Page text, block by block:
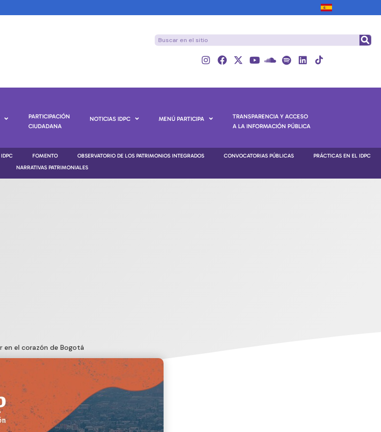
PARTICIPACIÓN
CIUDADANA
NOTICIAS IDPC MENÚ PARTICIPA
TRANSPARENCIA Y ACCESO
A LA INFORMACIÓN PÚBLICA
FOMENTO OBSERVATORIO DE LOS PATRIMONIOS INTEGRADOS CONVOCATORIAS PÚBLICAS
PRÁCTICAS EN EL IDPC
NARRATIVAS PATRIMONIALES
en el corazón de Bogotá